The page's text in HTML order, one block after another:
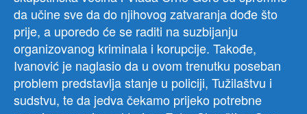
da učine sve da do njihovog zatvaranja dođe što
prije, a uporedo će se raditi na suzbijanju
organizovanog kriminala i korupcije. Takođe,
Ivanović je naglasio da u ovom trenutku poseban
problem predstavlja stanje u policiji, Tužilaštvu i
sudstvu, te da jedva čekamo prijeko potrebne